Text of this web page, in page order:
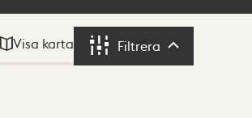
Visa karta Filtrera Filtrera